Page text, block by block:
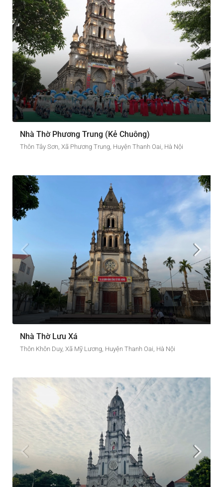
Nhà Thờ Phương Trung (Kẻ Chuông)
Thôn Tây Sơn, Xã Phương Trung, Huyện Thanh Oai, Hà Nội
Nhà Thờ Lưu Xá
Thôn Khôn Duy, Xã Mỹ Lương, Huyện Thanh Oai, Hà Nội